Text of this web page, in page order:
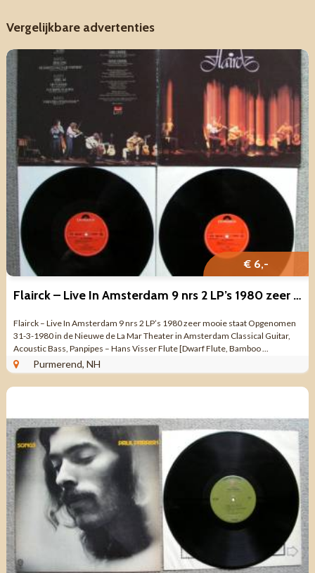
Vergelijkbare advertenties
€ 6,-
Flairck – Live In Amsterdam 9 nrs 2 LP’s 1980 zeer mooie staa
Flairck – Live In Amsterdam 9 nrs 2 LP’s 1980 zeer mooie staat Opgenomen
31-3-1980 in de Nieuwe de La Mar Theater in Amsterdam Classical Guitar,
Acoustic Bass, Panpipes – Hans Visser Flute [Dwarf Flute, Bamboo ...
Purmerend, NH